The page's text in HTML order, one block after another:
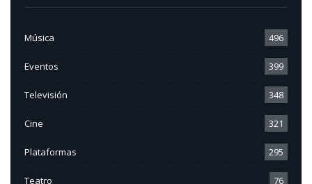
Música 496
Eventos 399
Televisión 348
Cine 321
Plataformas 295
Teatro 76